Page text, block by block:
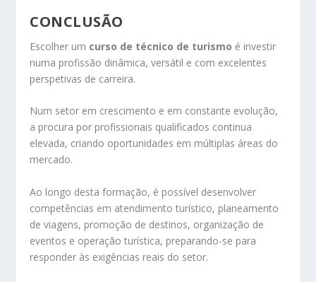
CONCLUSÃO
Escolher um curso de técnico de turismo é investir
numa profissão dinâmica, versátil e com excelentes
perspetivas de carreira.
Num setor em crescimento e em constante evolução,
a procura por profissionais qualificados continua
elevada, criando oportunidades em múltiplas áreas do
mercado.
Ao longo desta formação, é possível desenvolver
competências em atendimento turístico, planeamento
de viagens, promoção de destinos, organização de
eventos e operação turística, preparando-se para
responder às exigências reais do setor.